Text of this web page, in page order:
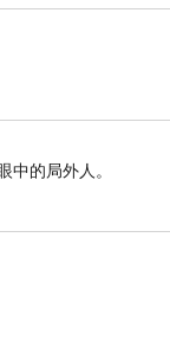
中的局外人。